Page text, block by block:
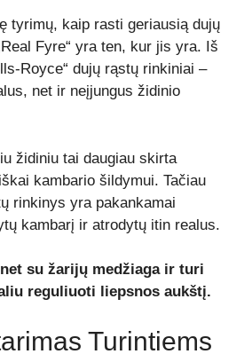
tyrimų, kaip rasti geriausią dujų
Fyre“ yra ten, kur jis yra. Iš
Royce“ dujų rąstų rinkiniai –
net ir neįjungus židinio
židiniu tai daugiau skirta
kambario šildymui. Tačiau
rinkinys yra pakankamai
kambarį ir atrodytų itin realus.
su žarijų medžiaga ir turi
reguliuoti liepsnos aukštį.
Turintiems